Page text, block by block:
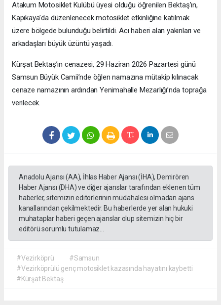
Atakum Motosiklet Kulübü üyesi olduğu öğrenilen Bektaş’ın,
Kapıkaya’da düzenlenecek motosiklet etkinliğine katılmak
üzere bölgede bulunduğu belirtildi. Acı haberi alan yakınları ve
arkadaşları büyük üzüntü yaşadı.
Kürşat Bektaş’ın cenazesi, 29 Haziran 2026 Pazartesi günü
Samsun Büyük Camii’nde öğlen namazına mütakip kılınacak
cenaze namazının ardından Yenimahalle Mezarlığı’nda toprağa
verilecek.
Anadolu Ajansı (AA), İhlas Haber Ajansı (İHA), Demirören
Haber Ajansı (DHA) ve diğer ajanslar tarafından eklenen tüm
haberler, sitemizin editörlerinin müdahalesi olmadan ajans
kanallarından çekilmektedir. Bu haberlerde yer alan hukuki
muhataplar haberi geçen ajanslar olup sitemizin hiç bir
editörü sorumlu tutulamaz...
#Vezirköprü
#Samsun
#Vezirköprülü genç motosiklet kazasında hayatını kaybetti
#Kürşat Bektaş